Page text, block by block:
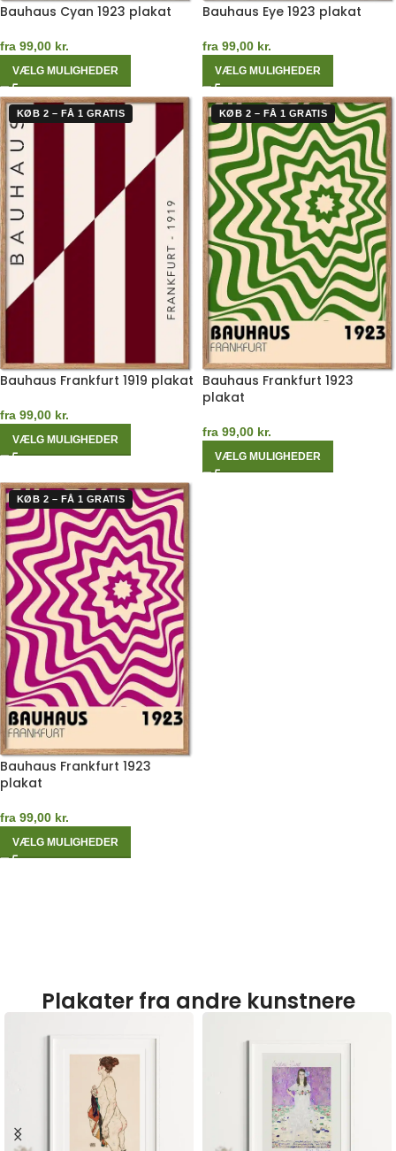
Bauhaus Cyan 1923 plakat
fra 99,00 kr.
VÆLG MULIGHEDER
Bauhaus Eye 1923 plakat
fra 99,00 kr.
VÆLG MULIGHEDER
KØB 2 – FÅ 1 GRATIS
Bauhaus Frankfurt 1919 plakat
fra 99,00 kr.
VÆLG MULIGHEDER
KØB 2 – FÅ 1 GRATIS
Bauhaus Frankfurt 1923
plakat
fra 99,00 kr.
VÆLG MULIGHEDER
KØB 2 – FÅ 1 GRATIS
Bauhaus Frankfurt 1923
plakat
fra 99,00 kr.
VÆLG MULIGHEDER
Plakater fra andre kunstnere